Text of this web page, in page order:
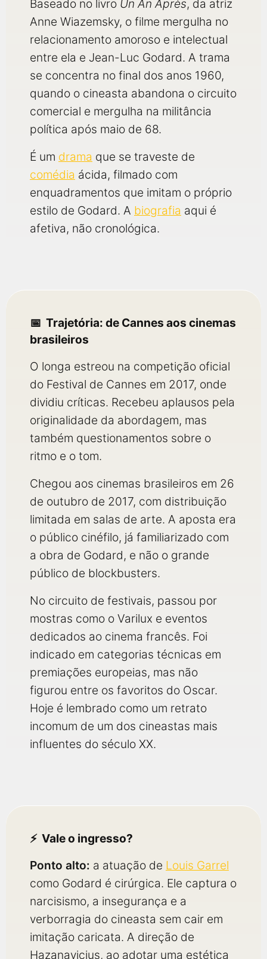
Baseado no livro Un An Après, da atriz
Anne Wiazemsky, o filme mergulha no
relacionamento amoroso e intelectual
entre ela e Jean-Luc Godard. A trama
se concentra no final dos anos 1960,
quando o cineasta abandona o circuito
comercial e mergulha na militância
política após maio de 68.
É um drama que se traveste de
comédia ácida, filmado com
enquadramentos que imitam o próprio
estilo de Godard. A biografia aqui é
afetiva, não cronológica.
Trajetória: de Cannes aos cinemas
brasileiros
O longa estreou na competição oficial
do Festival de Cannes em 2017, onde
dividiu críticas. Recebeu aplausos pela
originalidade da abordagem, mas
também questionamentos sobre o
ritmo e o tom.
Chegou aos cinemas brasileiros em 26
de outubro de 2017, com distribuição
limitada em salas de arte. A aposta era
o público cinéfilo, já familiarizado com
a obra de Godard, e não o grande
público de blockbusters.
No circuito de festivais, passou por
mostras como o Varilux e eventos
dedicados ao cinema francês. Foi
indicado em categorias técnicas em
premiações europeias, mas não
figurou entre os favoritos do Oscar.
Hoje é lembrado como um retrato
incomum de um dos cineastas mais
influentes do século XX.
Vale o ingresso?
Ponto alto: a atuação de Louis Garrel
como Godard é cirúrgica. Ele captura o
narcisismo, a insegurança e a
verborragia do cineasta sem cair em
imitação caricata. A direção de
Hazanavicius, ao adotar uma estética